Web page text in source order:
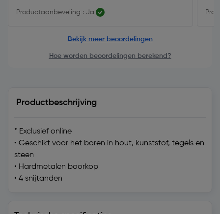
Productaanbeveling : Ja
Bekijk meer beoordelingen
Hoe worden beoordelingen berekend?
Productbeschrijving
* Exclusief online
• Geschikt voor het boren in hout, kunststof, tegels en
steen
• Hardmetalen boorkop
• 4 snijtanden